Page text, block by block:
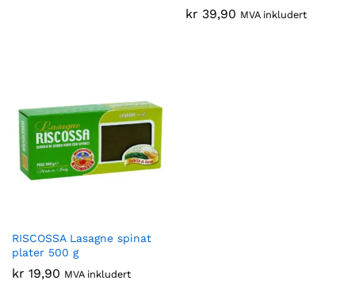
kr 39,90 MVA inkludert
RISCOSSA Lasagne spinat
plater 500 g
kr 19,90 MVA inkludert